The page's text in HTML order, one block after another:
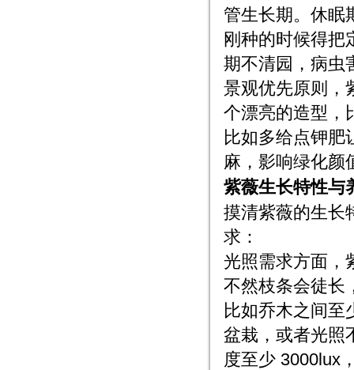
管生长期。休眠
刚种的时候得把
期不清园，病虫
景观优先原则，
个漂亮的造型，
比如多给点钾肥
麻，影响绿化颜
紫薇生长特性与
摸清紫薇的生长
求：
光照需求方面，
不然枝条会徒长
比如乔木之间至
盆栽，或者光照
度至少 3000lux